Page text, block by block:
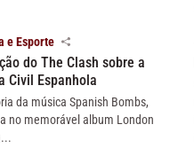
e Esporte
do The Clash sobre a
Civil Espanhola
da música Spanish Bombs,
no memorável album London